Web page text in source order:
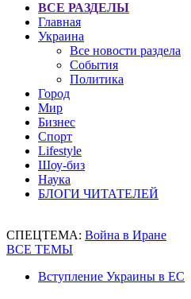
ВСЕ РАЗДЕЛЫ
Главная
Украина
Все новости раздела
События
Политика
Город
Мир
Бизнес
Спорт
Lifestyle
Шоу-биз
Наука
БЛОГИ ЧИТАТЕЛЕЙ
СПЕЦТЕМА: Война в Иране
ВСЕ ТЕМЫ
Вступление Украины в ЕС